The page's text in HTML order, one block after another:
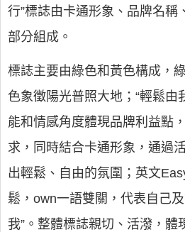
行”標誌由卡通形象、品牌名稱
部分組成。
標誌主要由綠色和黃色構成，
色象徵陽光普照大地；“輕鬆由
能和情感角度體現品牌利益點
求，同時結合卡通形象，通過
出輕鬆、自由的氛圍；英文
鬆，own一語雙關，代表自己
我”。整體標誌親切、活潑，體